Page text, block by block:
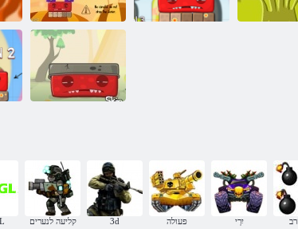
Monsterland
Junior עוד אחת
קליעה לנערים 3d פעולה יִרְי